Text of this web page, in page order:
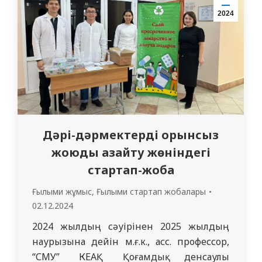
медицина университетінің 3 курс
студенттеріне куратор А. А.
Алмагамбетова құттықтау сөз сөйлеп,
жастардың…
2024
Дәрі-дәрмектерді орынсыз
жоюды азайту жөніндегі
стартап-жоба
Ғылыми жұмыс, Ғылыми стартап жобалары
02.12.2024
2024 жылдың сәуірінен 2025 жылдың
наурызына дейін м.ғ.к., асс. профессор,
“СМУ” КЕАҚ Қоғамдық денсаулық